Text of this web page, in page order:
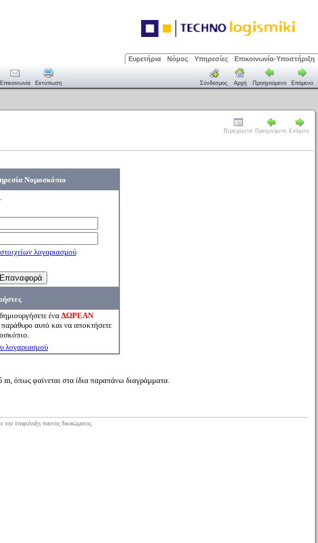
Ευρετήρια Νόμος Υπηρεσίες Επικοινωνία-Υποστήριξη
Επικοινωνία Εκτύπωση Σύνδεσμος Αρχή Προηγούμενο Επόμενο